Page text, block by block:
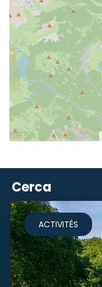
Cerca
ACTIVITÉS